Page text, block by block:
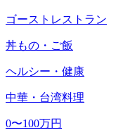
ゴーストレストラン
丼もの・ご飯
ヘルシー・健康
中華・台湾料理
0〜100万円